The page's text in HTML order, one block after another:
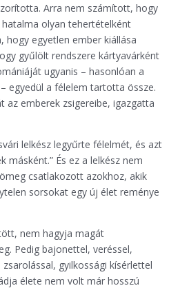
Arra nem számított, hogy
olyan tehertételként
hogy egyetlen ember kiállása
gyűlölt rendszere kártyavárként
ugyanis – hasonlóan a
egyedül a félelem tartotta össze.
az emberek zsigereibe, igazgatta
lelkész legyűrte félelmét, és azt
És ez a lelkész nem
csatlakozott azokhoz, akik
sorsokat egy új élet reménye
nem hagyja magát
Pedig bajonettel, veréssel,
gyilkossági kísérlettel
élete nem volt már hosszú